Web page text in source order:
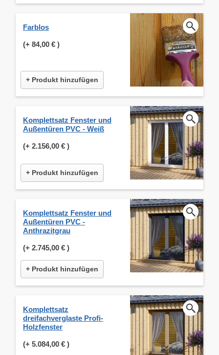
Farblos
(+ 84,00 € )
+ Produkt hinzufügen
Komplettsatz Fenster und
Außentüren PVC - Weiß
(+ 2.156,00 € )
+ Produkt hinzufügen
Komplettsatz Fenster und
Außentüren PVC -
Anthrazitgrau
(+ 2.745,00 € )
+ Produkt hinzufügen
Komplettsatz
dreifachverglaste Profi-
Holzfenster
(+ 5.084,00 € )